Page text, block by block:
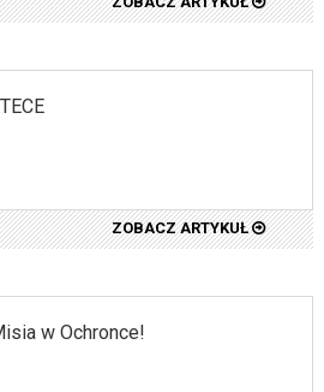
ZOBACZ ARTYKUŁ
w Ochronce!